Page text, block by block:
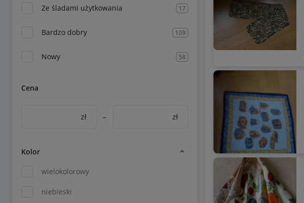
Ze śladami użytkowania 17
Bardzo dobry 109
Nowy 58
Cena
zł – zł
Kolor
wielokolorowy
niebieski